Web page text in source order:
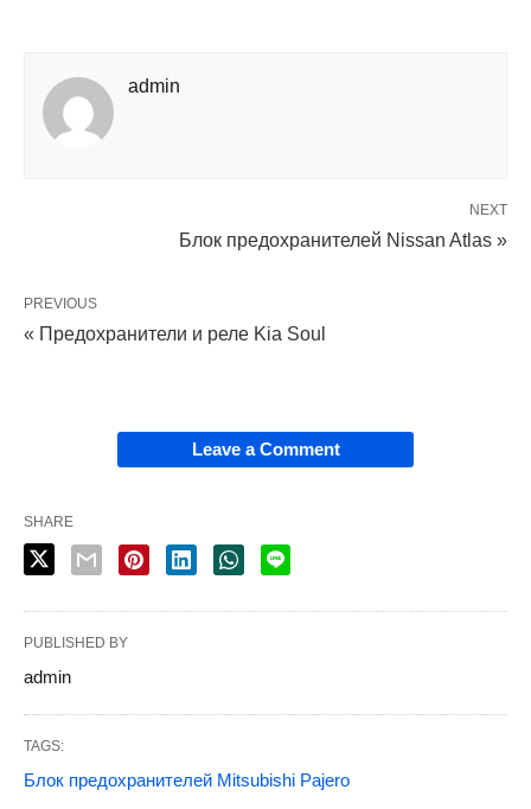
admin
NEXT
Блок предохранителей Nissan Atlas »
PREVIOUS
« Предохранители и реле Kia Soul
Leave a Comment
SHARE
PUBLISHED BY
admin
TAGS:
Блок предохранителей Mitsubishi Pajero